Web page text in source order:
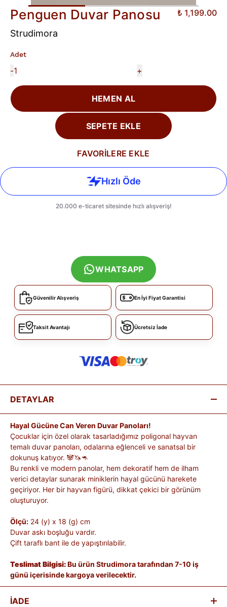
Penguen Duvar Panosu ₺ 1,199.00
Strudimora
Adet
- +
HEMEN AL
SEPETE EKLE
FAVORİLERE EKLE
WHATSAPP
Güvenilir Alışveriş En İyi Fiyat Garantisi
Taksit Avantajı Ücretsiz İade
DETAYLAR
Hayal Gücüne Can Veren Duvar Panoları!
Çocuklar için özel olarak tasarladığımız poligonal hayvan
temalı duvar panoları, odalarına eğlenceli ve sanatsal bir
dokunuş katıyor. 🐼🦄🦘
Bu renkli ve modern panolar, hem dekoratif hem de ilham
verici detaylar sunarak miniklerin hayal gücünü harekete
geçiriyor. Her bir hayvan figürü, dikkat çekici bir görünüm
oluşturuyor.
Ölçü: 24 (y) x 18 (g) cm
Duvar askı boşluğu vardır.
Çift taraflı bant ile de yapıştırılabilir.
Teslimat Bilgisi:Bu ürün Strudimora tarafından 7-10 iş
günü içerisinde kargoya verilecektir.
İADE